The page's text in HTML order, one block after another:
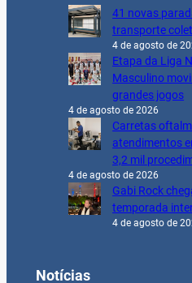
41 novas
transporte
4 de agosto de
Etapa da Liga
Masculino
grandes jogos
4 de agosto de 2026
Carretas
atendimentos
3,2 mil
4 de agosto de 2026
Gabi Rock
temporada
4 de agosto de
Notícias